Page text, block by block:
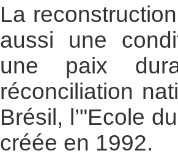
La
aussi une
une paix
réconciliation
Brésil, l’"Ecole
créée en 1992.